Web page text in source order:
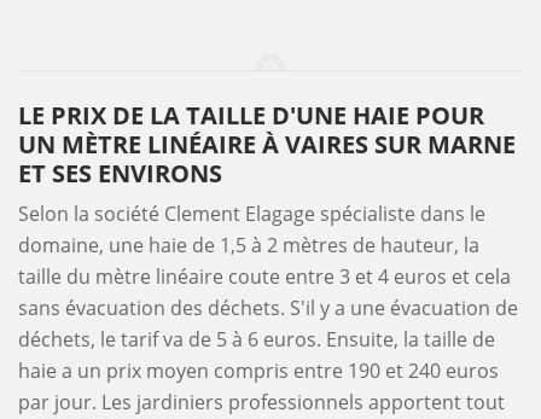
LE PRIX DE LA TAILLE D'UNE HAIE POUR
UN MÈTRE LINÉAIRE À VAIRES SUR MARNE
ET SES ENVIRONS
Selon la société Clement Elagage spécialiste dans le
domaine, une haie de 1,5 à 2 mètres de hauteur, la
taille du mètre linéaire coute entre 3 et 4 euros et cela
sans évacuation des déchets. S'il y a une évacuation de
déchets, le tarif va de 5 à 6 euros. Ensuite, la taille de
haie a un prix moyen compris entre 190 et 240 euros
par jour. Les jardiniers professionnels apportent tout